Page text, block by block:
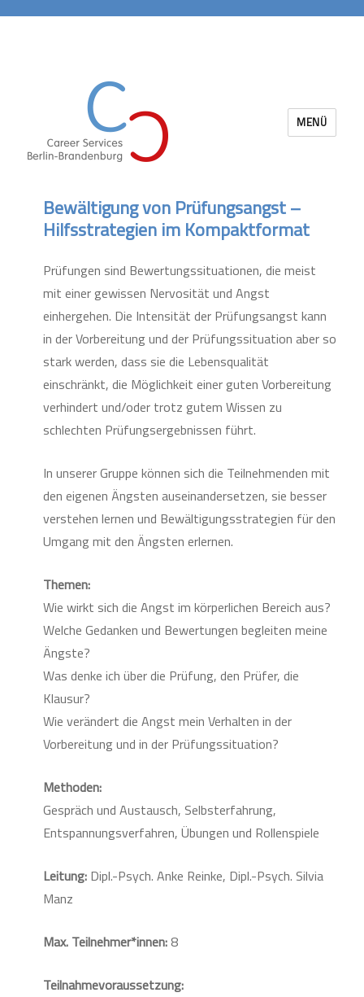
MENÜ
Bewältigung von Prüfungsangst –
Hilfsstrategien im Kompaktformat
Prüfungen sind Bewertungssituationen, die meist
mit einer gewissen Nervosität und Angst
einhergehen. Die Intensität der Prüfungsangst kann
in der Vorbereitung und der Prüfungssituation aber so
stark werden, dass sie die Lebensqualität
einschränkt, die Möglichkeit einer guten Vorbereitung
verhindert und/oder trotz gutem Wissen zu
schlechten Prüfungsergebnissen führt.
In unserer Gruppe können sich die Teilnehmenden mit
den eigenen Ängsten auseinandersetzen, sie besser
verstehen lernen und Bewältigungsstrategien für den
Umgang mit den Ängsten erlernen.
Themen:
Wie wirkt sich die Angst im körperlichen Bereich aus?
Welche Gedanken und Bewertungen begleiten meine
Ängste?
Was denke ich über die Prüfung, den Prüfer, die
Klausur?
Wie verändert die Angst mein Verhalten in der
Vorbereitung und in der Prüfungssituation?
Methoden:
Gespräch und Austausch, Selbsterfahrung,
Entspannungsverfahren, Übungen und Rollenspiele
Leitung:Dipl.-Psych. Anke Reinke, Dipl.-Psych. Silvia
Manz
Max. Teilnehmer*innen:8
Teilnahmevoraussetzung: